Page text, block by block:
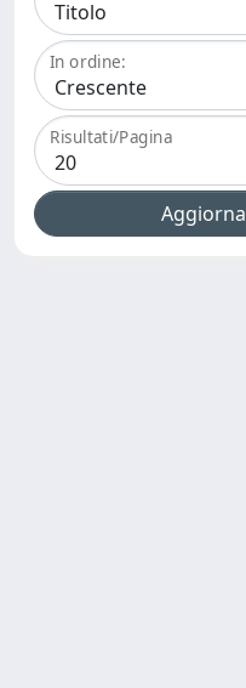
In ordine:
Risultati/Pagina